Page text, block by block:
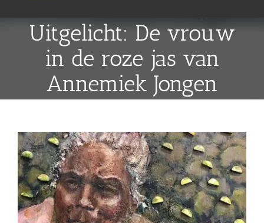
Home
Nieuws
Agenda
Shop
Over Ons
BEZOEK
Uitgelicht: De vrouw
in de roze jas van
Annemiek Jongen
Bekijk
grotere
afbeelding